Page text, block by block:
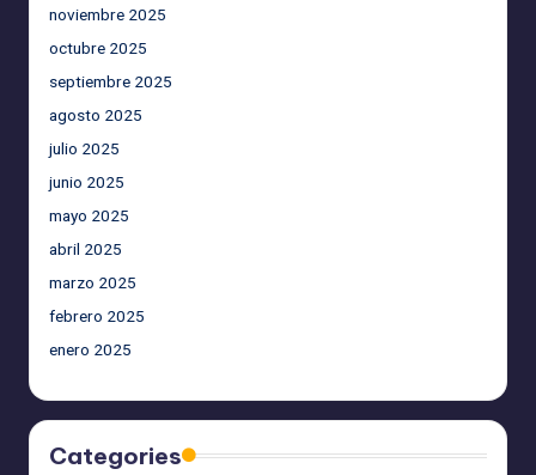
noviembre 2025
octubre 2025
septiembre 2025
agosto 2025
julio 2025
junio 2025
mayo 2025
abril 2025
marzo 2025
febrero 2025
enero 2025
Categories